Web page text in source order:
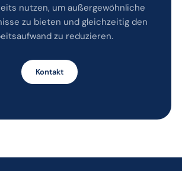
nutzen, um außergewöhnliche
zu bieten und gleichzeitig den
zu reduzieren.
Kontakt